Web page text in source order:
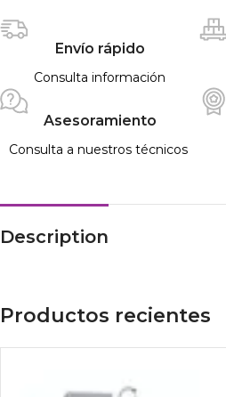
Envío rápido
Consulta información
Asesoramiento
Consulta a nuestros técnicos
Description
Productos recientes